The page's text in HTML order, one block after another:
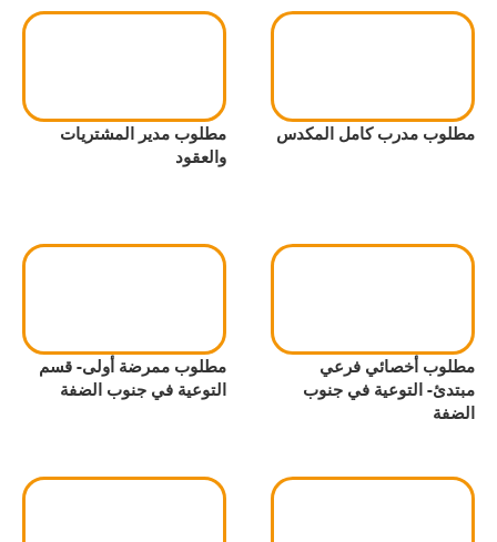
مطلوب مدرب كامل المكدس
مطلوب مدير المشتريات
والعقود
مطلوب أخصائي فرعي
مبتدئ- التوعية في جنوب
الضفة
مطلوب ممرضة أولى- قسم
التوعية في جنوب الضفة